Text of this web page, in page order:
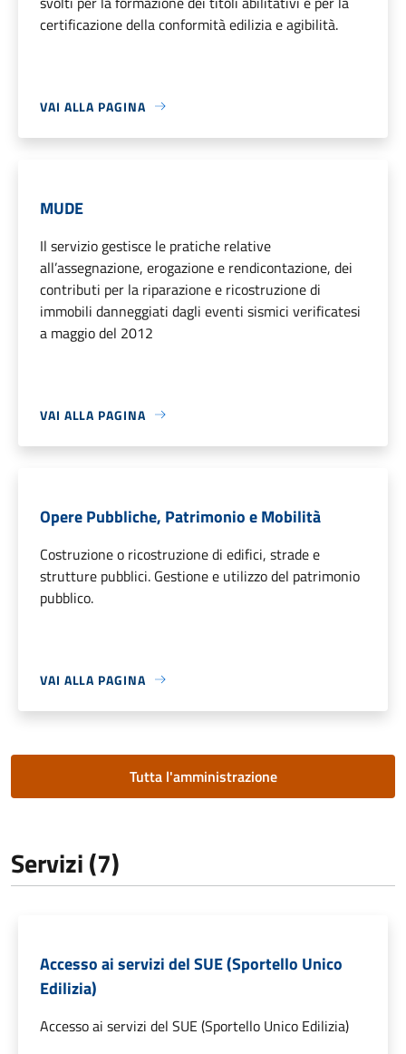
certificazione della conformità edilizia e agibilità.
VAI ALLA PAGINA
MUDE
Il servizio gestisce le pratiche relative
all’assegnazione, erogazione e rendicontazione, dei
contributi per la riparazione e ricostruzione di
immobili danneggiati dagli eventi sismici verificatesi
a maggio del 2012
VAI ALLA PAGINA
Opere Pubbliche, Patrimonio e Mobilità
Costruzione o ricostruzione di edifici, strade e
strutture pubblici. Gestione e utilizzo del patrimonio
pubblico.
VAI ALLA PAGINA
Tutta l'amministrazione
Servizi (7)
Accesso ai servizi del SUE (Sportello Unico
Edilizia)
Accesso ai servizi del SUE (Sportello Unico Edilizia)